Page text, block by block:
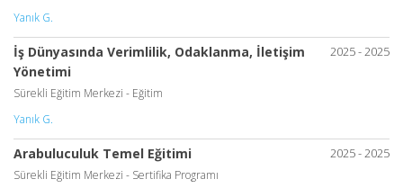
Yanık G.
2025 - 2025
İş Dünyasında Verimlilik, Odaklanma, İletişim
Yönetimi
Sürekli Eğitim Merkezi - Eğitim
Yanık G.
2025 - 2025
Arabuluculuk Temel Eğitimi
Sürekli Eğitim Merkezi - Sertifika Programı